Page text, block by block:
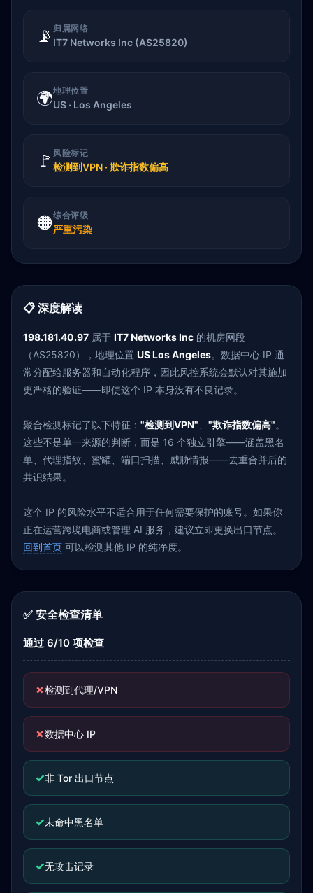
📡 归属网络
IT7 Networks Inc (AS25820)
🌍地理位置
US · Los Angeles
🚩 风险标记
检测到VPN · 欺诈指数偏高
🟠综合评级
严重污染
📋 深度解读
198.181.40.97 属于 IT7 Networks Inc 的机房网段
（AS25820），地理位置 US Los Angeles。数据中心 IP 通
常分配给服务器和自动化程序，因此风控系统会默认对其施加
更严格的验证——即使这个 IP 本身没有不良记录。
聚合检测标记了以下特征： "检测到VPN" "欺诈指数偏高"。
这些不是单一来源的判断，而是 16 个独立引擎——涵盖黑名
单、代理指纹、蜜罐、端口扫描、威胁情报——去重合并后的
共识结果。
这个 IP 的风险水平不适合用于任何需要保护的账号。如果你
正在运营跨境电商或管理 AI 服务，建议立即更换出口节点。
回到首页 可以检测其他 IP 的纯净度。
✅ 安全检查清单
通过 6/10 项检查
✗检测到代理/VPN
✗数据中心 IP
✓非 Tor 出口节点
✓未命中黑名单
✓无攻击记录